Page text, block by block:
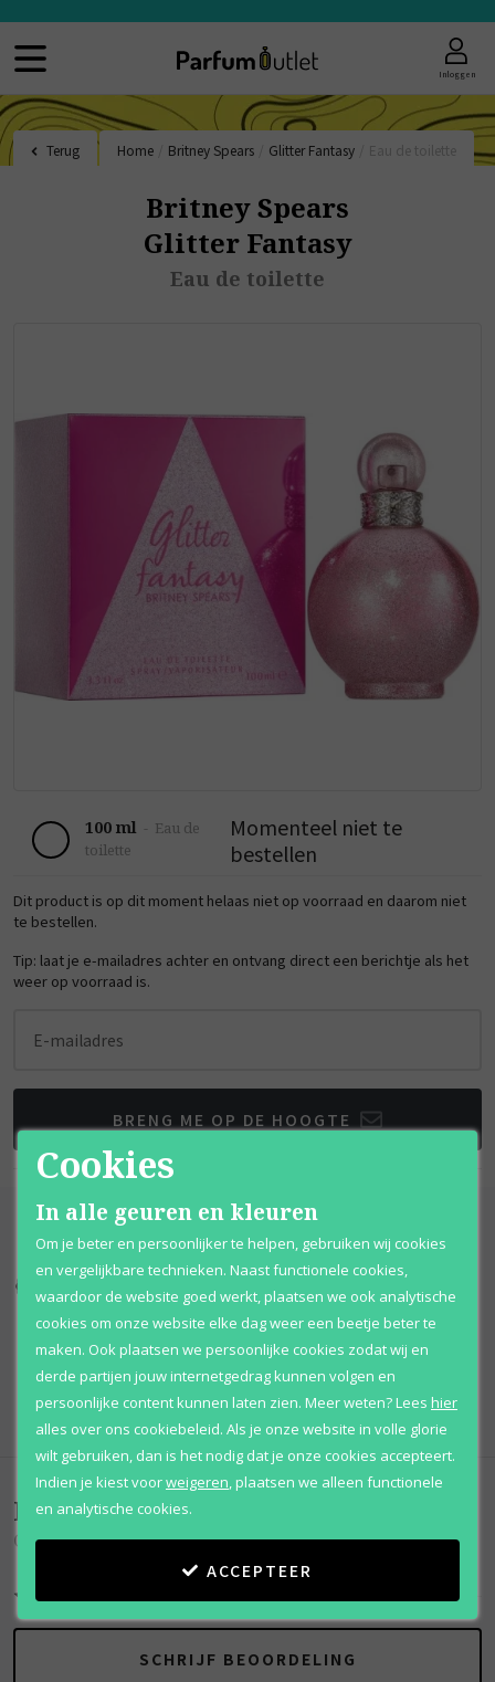
Inloggen
Terug Home Britney Spears Glitter Fantasy
Britney Spears
Glitter Fantasy
Eau de toilette
100 ml - Eau de
toilette
Momenteel niet te
bestellen
Dit product is op dit moment helaas niet op voorraad en daarom niet
te bestellen.
Tip: laat je e-mailadres achter en ontvang direct een berichtje als het
weer op voorraad is.
E-mailadres
BRENG ME OP DE HOOGTE
Qshops Keurmerk
Beoordelingen
Glitter Fantasy
SCHRIJF BEOORDELING
Cookies
In alle geuren en kleuren
Om je beter en persoonlijker te helpen, gebruiken wij cookies
en vergelijkbare technieken. Naast functionele cookies,
waardoor de website goed werkt, plaatsen we ook analytische
cookies om onze website elke dag weer een beetje beter te
maken. Ook plaatsen we persoonlijke cookies zodat wij en
derde partijen jouw internetgedrag kunnen volgen en
persoonlijke content kunnen laten zien. Meer weten?Lees hier
alles over ons cookiebeleid. Als je onze website in volle glorie
wilt gebruiken, dan is het nodig dat je onze cookies accepteert.
Indien je kiest voorweigeren,plaatsen we alleen functionele
en analytische cookies.
ACCEPTEER